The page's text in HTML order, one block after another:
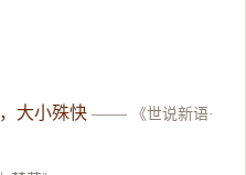
大小殊快 ——
《世说新语·